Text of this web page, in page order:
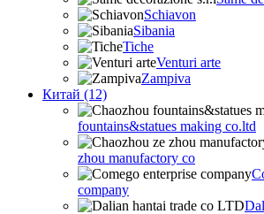
Schiavon
Sibania
Tiche
Venturi arte
Zampiva
Китай (12)
fountains&statues making co.ltd
zhou manufactory co
company